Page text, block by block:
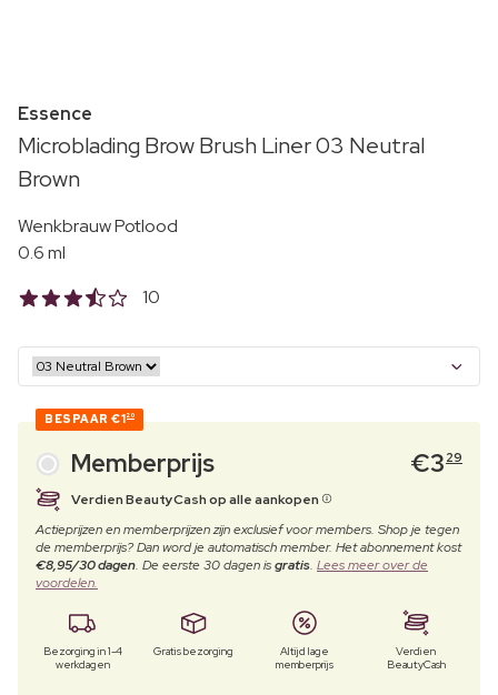
Essence
Microblading Brow Brush Liner 03 Neutral
Brown
Wenkbrauw Potlood
0.6 ml
10
BESPAAR €120
Memberprijs €3 29
Verdien BeautyCash op alle aankopen
Actieprijzen en memberprijzen zijn exclusief voor members. Shop je tegen
de memberprijs? Dan word je automatisch member. Het abonnement kost
€8,95/30 dagen. De eerste 30 dagen isgratis. Lees meer over de
voordelen.
Bezorging in 1-4
werkdagen
Gratis bezorging
Altijd lage
memberprijs
Verdien
BeautyCash